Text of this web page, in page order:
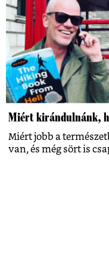
Miért kirándulnánk,
Miért jobb a
van, és még sört is